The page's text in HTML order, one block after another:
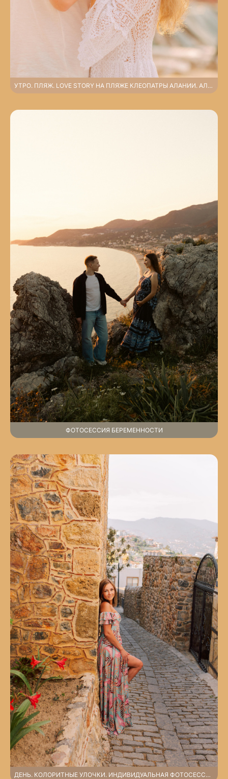
УТРО. ПЛЯЖ. LOVE STORY НА ПЛЯЖЕ КЛЕОПАТРЫ АЛАНИИ. АЛАНЬЯ
ФОТОСЕССИЯ БЕРЕМЕННОСТИ
ДЕНЬ. КОЛОРИТНЫЕ УЛОЧКИ. ИНДИВИДУАЛЬНАЯ ФОТОСЕССИЯ У КРЕПОСТИ АЛАНИИ.АЛАНЬЯ